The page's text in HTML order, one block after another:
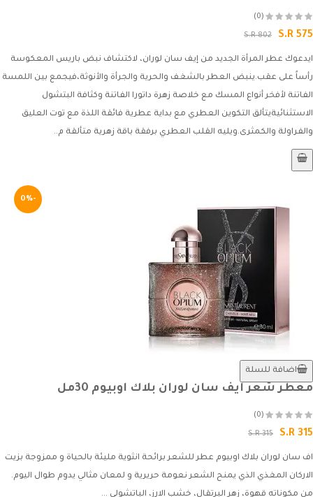
(0)
S.R 575
S.R 802
ايدعوك عطر المرأة الجديد من إيف سان لوران، لاكتشاف نبض باريس المعكوسة
رأساً على عقب.ينبض العطر بالشغف والحرية والجرأة والأنوثة،فيجمع بين اللمسة
الفاتنة لأفخر أنواع المسك مع خلاصة زهرة داتورا الفاتنة وكثافة البتشول
الاستثنائيةيتألق التكوين العطري مع بداية عطرية فائقة اللذة مع توت العليق
والفراولة والكمثرى.ويليه القلب العطري برفقة باقة زهرية متألقة م..
-0%
اضافة للسلة
معطر شعر ايف سان لوران بلاك اوبيوم 30مل
(0)
S.R 315
S.R 315
اف سان لوران بلاك اوبيوم عطر للشعر برائحة انثوية مليئة بالحياة و ممزوجة بزيت
الاركان المغذي الذي يمنح الشعر نعومة حريرية و لمعان مثالي يدوم طوال اليوم.
من مكوناته قهوة، زهر البرتقال، خشب الارز، الباتشولي ...